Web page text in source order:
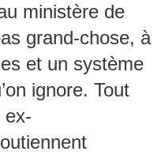
ministère de
grand-chose, à
et un système
ignore. Tout
ex-